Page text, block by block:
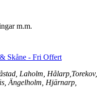
m.m.
Skåne - Fri Offert
Laholm, Hålarp,Torekov,
Ängelholm, Hjärnarp,